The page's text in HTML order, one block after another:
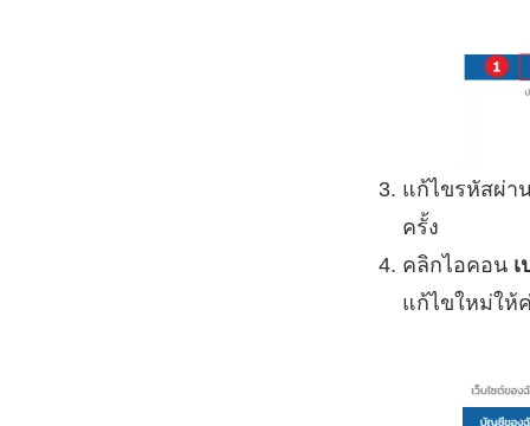
แก้ไขรหัสผ่า
ครั้ง
คลิกไอคอน
แก้ไขใหม่ให้